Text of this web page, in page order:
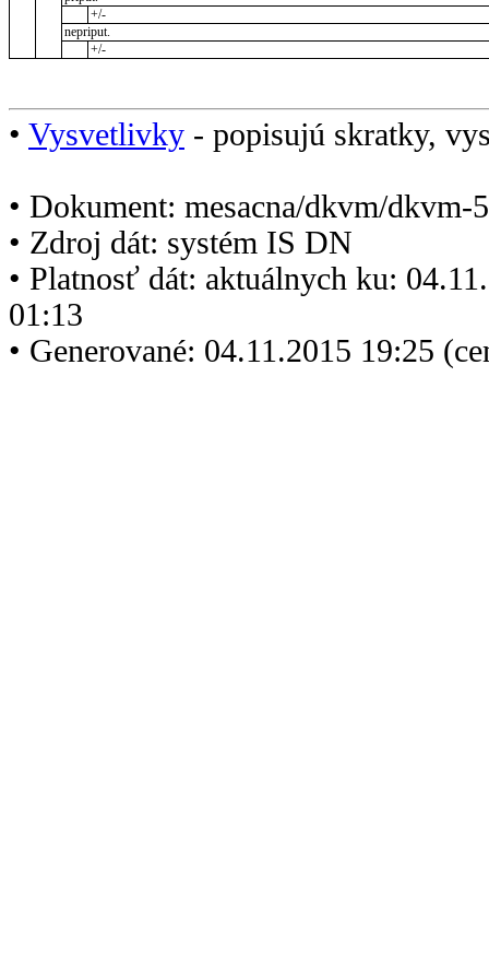
+/-
nepriput.
+/-
• Vysvetlivky - popisujú skratky,
• Dokument: mesacna/dkvm/dkvm-
• Zdroj dát: systém IS DN
• Platnosť dát: aktuálnych ku:
01:13
• Generované: 04.11.2015 19:25